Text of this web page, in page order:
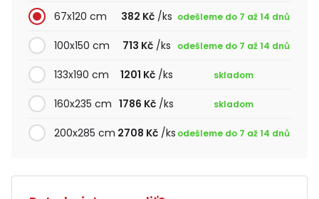
67x120 cm 382 Kč/ks odešleme do 7 až 14 dnů
100x150 cm 713 Kč/ks odešleme do 7 až 14 dnů
133x190 cm 1201 Kč/ks skladom
160x235 cm 1786 Kč /ks skladom
200x285 cm 2708 Kč/ks odešleme do 7 až 14 dnů